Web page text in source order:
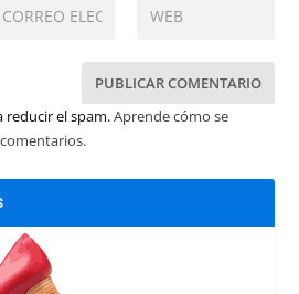
reducir el spam.Aprende cómo se